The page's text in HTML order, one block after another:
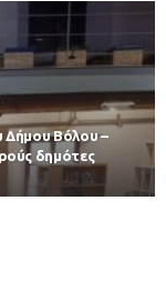
Δήμου Βόλου –
δημότες